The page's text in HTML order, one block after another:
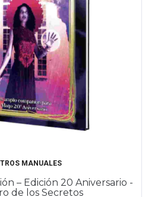
MANUALES
– Edición 20 Aniversario -
de los Secretos